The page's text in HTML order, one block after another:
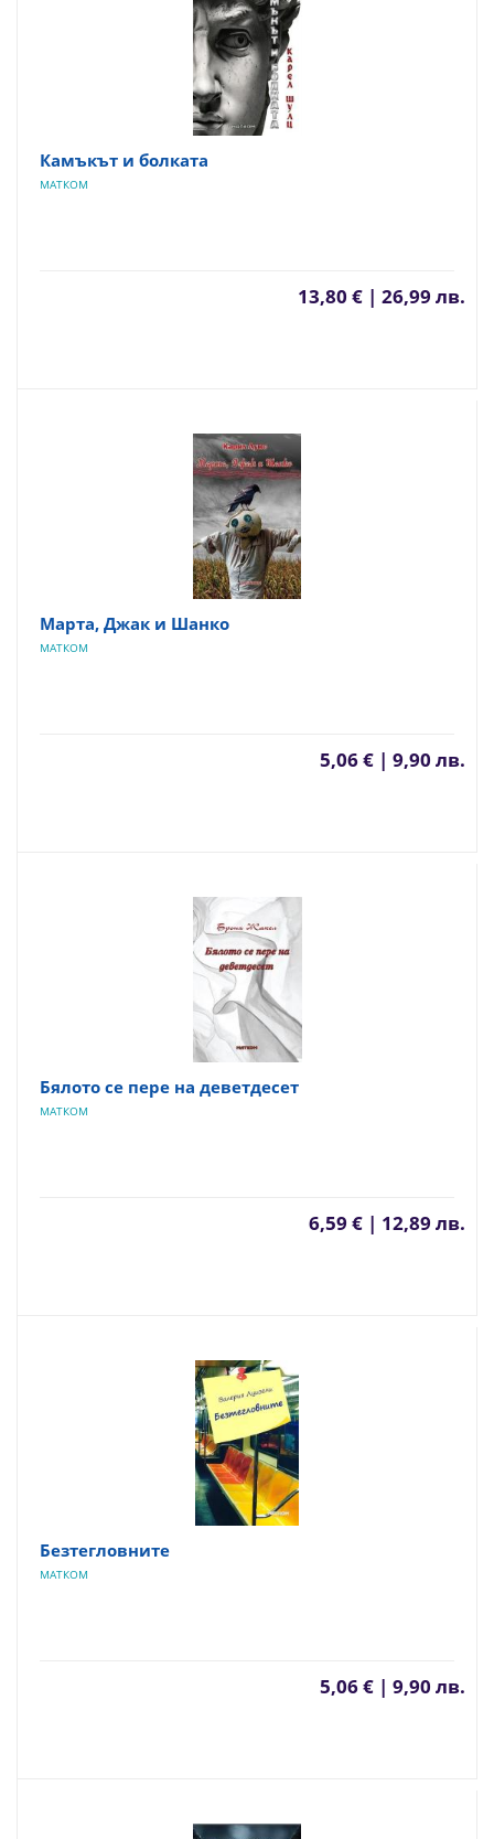
Камъкът и болката
МАТКОМ
13,80 € | 26,99 лв.
Марта, Джак и Шанко
МАТКОМ
5,06 € | 9,90 лв.
Бялото се пере на деветдесет
МАТКОМ
6,59 € | 12,89 лв.
Безтегловните
МАТКОМ
5,06 € | 9,90 лв.